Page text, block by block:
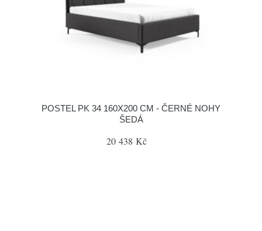
POSTEL PK 34 160X200 CM - ČERNÉ NOHY
ŠEDÁ
20 438 Kč